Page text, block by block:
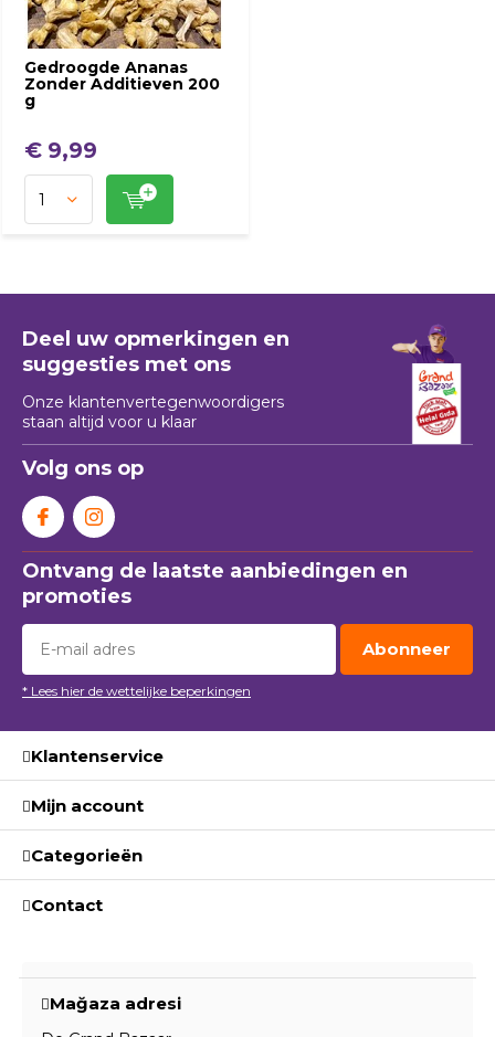
Gedroogde Ananas
Zonder Additieven 200
g
€ 9,99
Deel uw opmerkingen en
suggesties met ons
Onze klantenvertegenwoordigers
staan ​​altijd voor u klaar
Volg ons op
Ontvang de laatste aanbiedingen en
promoties
Abonneer
* Lees hier de wettelijke beperkingen
Klantenservice
Mijn account
Categorieën
Contact
Mağaza adresi